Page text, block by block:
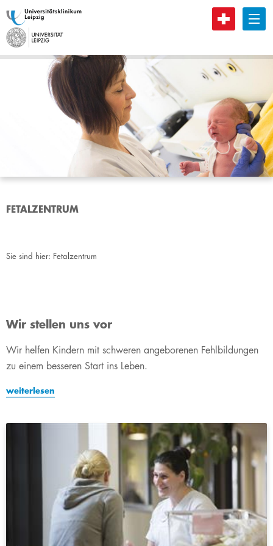
B
FETALZENTRUM
Sie sind hier: Fetalzentrum
Wir stellen uns vor
Wir helfen Kindern mit schweren angeborenen Fehlbildungen
zu einem besseren Start ins Leben.
weiterlesen